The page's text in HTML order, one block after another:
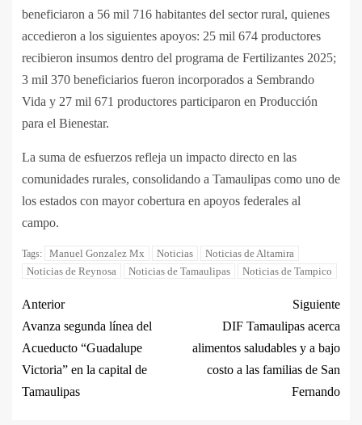
beneficiaron a 56 mil 716 habitantes del sector rural, quienes
accedieron a los siguientes apoyos: 25 mil 674 productores
recibieron insumos dentro del programa de Fertilizantes 2025;
3 mil 370 beneficiarios fueron incorporados a Sembrando
Vida y 27 mil 671 productores participaron en Producción
para el Bienestar.
La suma de esfuerzos refleja un impacto directo en las
comunidades rurales, consolidando a Tamaulipas como uno de
los estados con mayor cobertura en apoyos federales al
campo.
Tags: Manuel Gonzalez Mx Noticias
Noticias de Altamira
Noticias de Reynosa
Noticias de Tamaulipas Noticias de Tampico
Anterior
Avanza segunda línea del
Acueducto “Guadalupe
Victoria” en la capital de
Tamaulipas
Siguiente
DIF Tamaulipas acerca
alimentos saludables y a bajo
costo a las familias de San
Fernando